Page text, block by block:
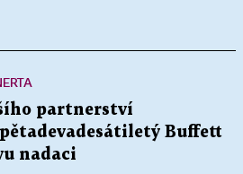
partnerství
Buffett
nadaci